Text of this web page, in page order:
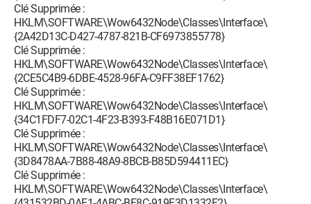
Clé Supprimée :
HKLM\SOFTWARE\Wow6432Node\Classes\Interface\
{2A42D13C-D427-4787-821B-CF6973855778}
Clé Supprimée :
HKLM\SOFTWARE\Wow6432Node\Classes\Interface\
{2CE5C4B9-6DBE-4528-96FA-C9FF38EF1762}
Clé Supprimée :
HKLM\SOFTWARE\Wow6432Node\Classes\Interface\
{34C1FDF7-02C1-4F23-B393-F48B16E071D1}
Clé Supprimée :
HKLM\SOFTWARE\Wow6432Node\Classes\Interface\
{3D8478AA-7B88-48A9-8BCB-B85D594411EC}
Clé Supprimée :
HKLM\SOFTWARE\Wow6432Node\Classes\Interface\